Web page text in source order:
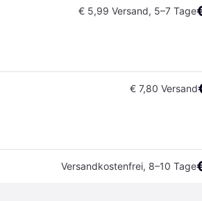
€ 5,99 Versand, 5–7 Tage
€ 7,80 Versand
Versandkostenfrei, 8–10 Tage